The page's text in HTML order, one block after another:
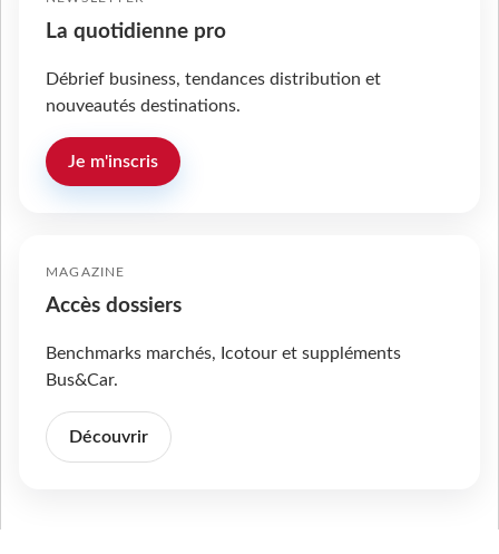
La quotidienne pro
Débrief business, tendances distribution et
nouveautés destinations.
Je m'inscris
MAGAZINE
Accès dossiers
Benchmarks marchés, Icotour et suppléments
Bus&Car.
Découvrir